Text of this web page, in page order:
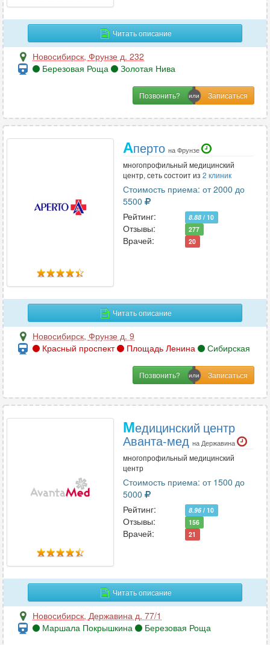
Читать описание
Новосибирск, Фрунзе д. 232
Березовая Роща
Золотая Нива
Позвонить?
Аперто на Фрунзе
многопрофильный медицинский
центр, сеть состоит из 2 клиник
Стоимость приема: от 2000 до
5500
Рейтинг:
8.88 / 10
Отзывы: 277
Врачей: 20
Читать описание
Новосибирск, Фрунзе д. 9
Красный проспект
Площадь Ленина Сибирская
Позвонить?
Медицинский центр
Аванта-мед на Державина
многопрофильный медицинский
центр
Стоимость приема: от 1500 до
5000
Рейтинг:
8.96 / 10
Отзывы: 156
Врачей: 21
Читать описание
Новосибирск, Державина д. 77/1
Маршала Покрышкина
Березовая Роща